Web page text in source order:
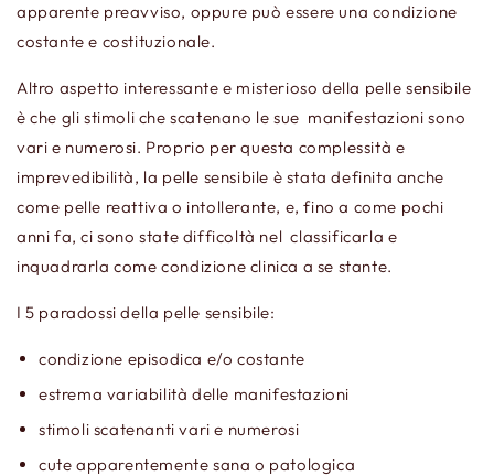
apparente preavviso, oppure può essere una condizione
costante e costituzionale.
Altro aspetto interessante e misterioso della pelle sensibile
è che gli stimoli che scatenano le sue manifestazioni sono
vari e numerosi. Proprio per questa complessità e
imprevedibilità, la pelle sensibile è stata definita anche
come pelle reattiva o intollerante, e, fino a come pochi
anni fa, ci sono state difficoltà nel classificarla e
inquadrarla come condizione clinica a se stante.
I 5 paradossi della pelle sensibile:
condizione episodica e/o costante
estrema variabilità delle manifestazioni
stimoli scatenanti vari e numerosi
cute apparentemente sana o patologica